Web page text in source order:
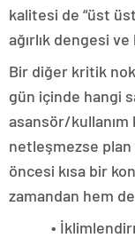
kalitesi de “üst
ağırlık dengesi ve
Bir diğer kritik
gün içinde hangi
asansör/kullanım
netleşmezse
öncesi kısa bir
zamandan hem
•